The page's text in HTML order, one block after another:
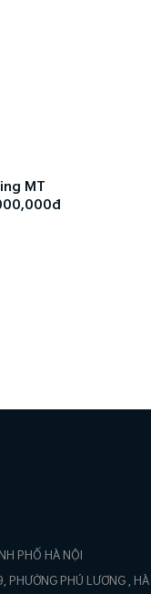
MT
PHỐ HÀ NỘI
PHƯỜNG PHÚ LƯƠNG , HÀ